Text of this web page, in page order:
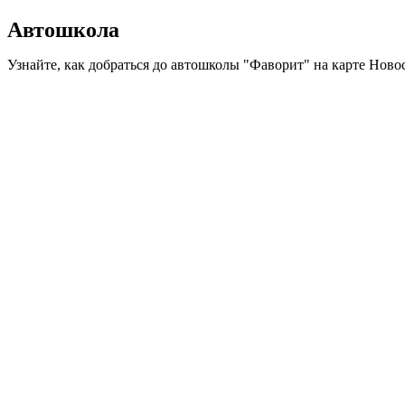
Автошкола
Узнайте, как добраться до автошколы "Фаворит" на карте